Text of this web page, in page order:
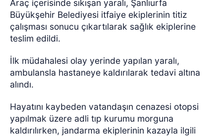
Araç içerisinde sıkışan yaralı, Şanlıurfa
Büyükşehir Belediyesi itfaiye ekiplerinin titiz
çalışması sonucu çıkartılarak sağlık ekiplerine
teslim edildi.
İlk müdahalesi olay yerinde yapılan yaralı,
ambulansla hastaneye kaldırılarak tedavi altına
alındı.
Hayatını kaybeden vatandaşın cenazesi otopsi
yapılmak üzere adli tıp kurumu morguna
kaldırılırken, jandarma ekiplerinin kazayla ilgili